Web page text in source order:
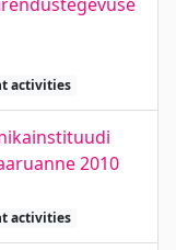
activities
2010
activities